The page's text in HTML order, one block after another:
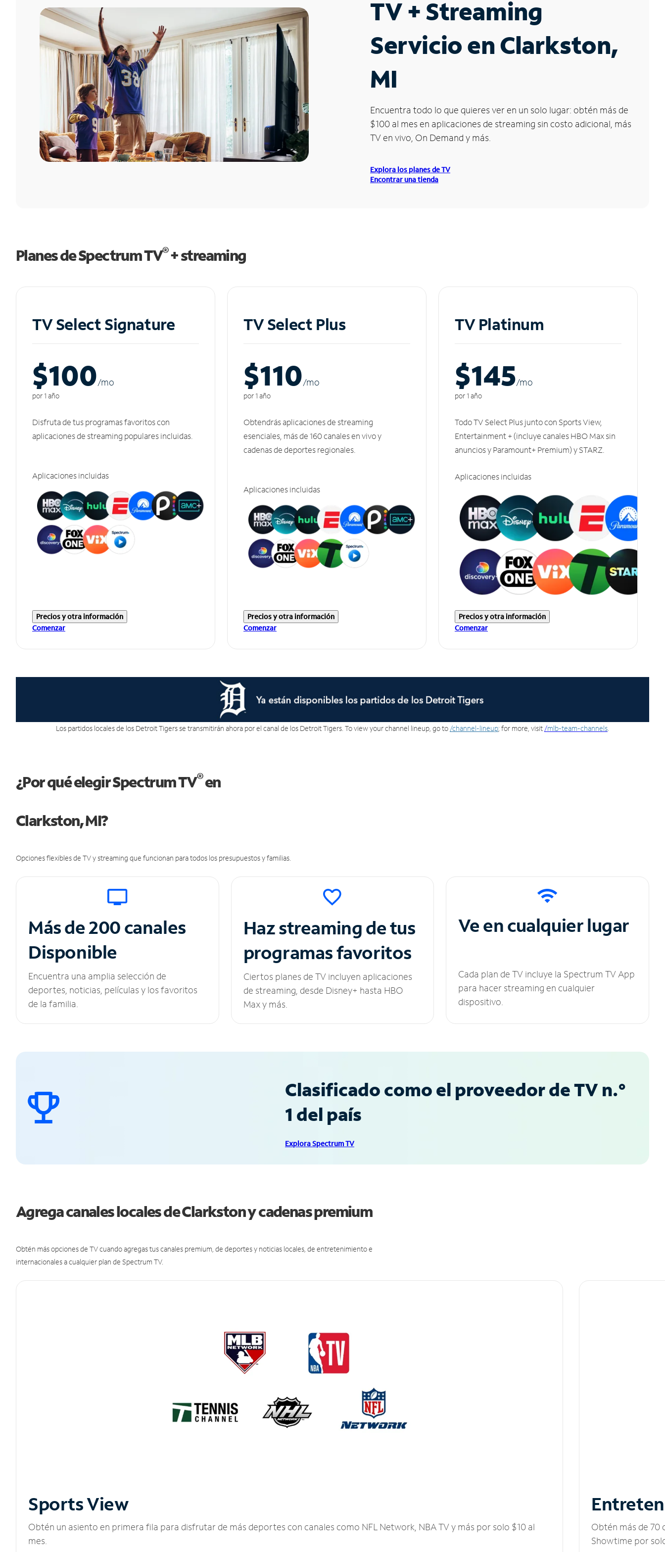
TV + Streaming
Servicio en Clarkston,
MI
Encuentra todo lo que quieres ver en un solo lugar: obtén más de
$100 al mes en aplicaciones de streaming sin costo adicional, más
TV en vivo, On Demand y más.
Explora los planes de TV
Encontrar una tienda
Planes de Spectrum TV®+ streaming
TV Select Signature
$100/mo
por 1 año
Disfruta de tus programas favoritos con
aplicaciones de streaming populares incluidas.
Aplicaciones incluidas
Precios y otra información
Comenzar
TV Select Plus
$110/mo
por 1 año
Obtendrás aplicaciones de streaming
esenciales, más de 160 canales en vivo y
cadenas de deportes regionales.
Aplicaciones incluidas
Precios y otra información
Comenzar
TV Platinum
$145/mo
por 1 año
Todo TV Select Plus junto con Sports View,
Entertainment + (incluye canales HBO Max sin
anuncios y Paramount+ Premium) y STARZ.
Aplicaciones incluidas
Precios y otra información
Comenzar
Los partidos locales de los Detroit Tigers se transmitirán ahora por el canal de los Detroit Tigers. To view your channel lineup, go to /channel-lineup; for more, visit /mlb-team-channels
¿Por qué elegir Spectrum TV®en
Clarkston, MI?
Opciones flexibles de TV y streaming que funcionan para todos los presupuestos y familias.
Más de 200 canales
Disponible
Encuentra una amplia selección de
deportes, noticias, películas y los favoritos
de la familia.
Haz streaming de tus
programas favoritos
Ciertos planes de TV incluyen aplicaciones
de streaming, desde Disney+ hasta HBO
Max y más.
Ve en cualquier lugar
Cada plan de TV incluye la Spectrum TV App
para hacer streaming en cualquier
dispositivo.
Clasificado como el proveedor de TV n.°
1 del país
Explora Spectrum TV
Agrega canales locales de Clarkston y cadenas premium
Obtén más opciones de TV cuando agregas tus canales premium, de deportes y noticias locales, de entretenimiento e
internacionales a cualquier plan de Spectrum TV.
Sports View
Obtén un asiento en primera fila para disfrutar de más deportes con canales como NFL Network, NBA TV y más por solo $10 al
mes.
Obtén más de 70
Showtime por